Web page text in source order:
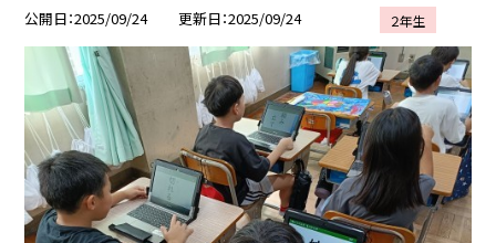
公開日 2025/09/24 更新日 2025/09/24 ２年生